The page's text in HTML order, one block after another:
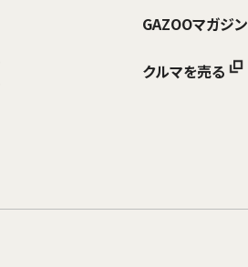
GAZOOマガジン
クルマを売る